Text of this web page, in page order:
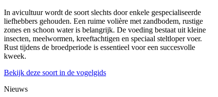
In avicultuur wordt de soort slechts door enkele gespecialiseerde
liefhebbers gehouden. Een ruime volière met zandbodem, rustige
zones en schoon water is belangrijk. De voeding bestaat uit kleine
insecten, meelwormen, kreeftachtigen en speciaal steltloper voer.
Rust tijdens de broedperiode is essentieel voor een succesvolle
kweek.
Bekijk deze soort in de vogelgids
Nieuws